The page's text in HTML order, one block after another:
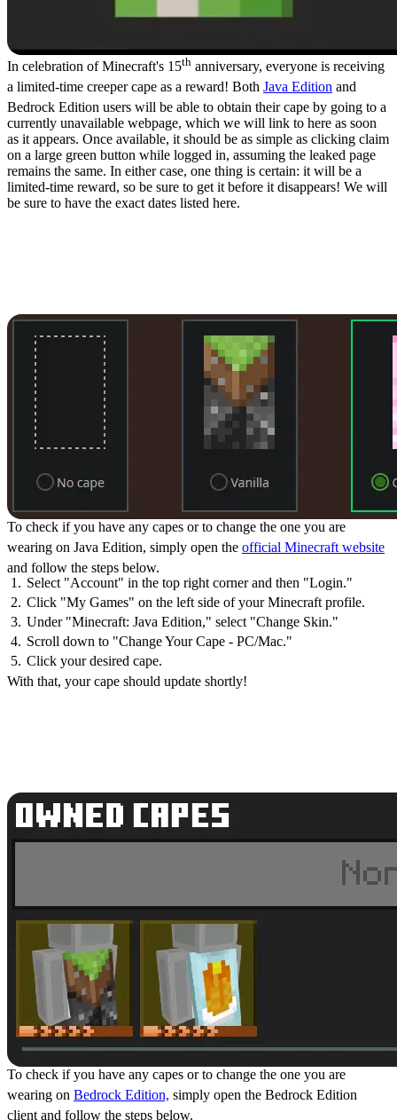
In celebration of Minecraft's 15th anniversary, everyone is receiving
a limited-time creeper cape as a reward! Both Java Edition and
Bedrock Edition users will be able to obtain their cape by going to a
currently unavailable webpage, which we will link to here as soon
as it appears. Once available, it should be as simple as clicking claim
on a large green button while logged in, assuming the leaked page
remains the same. In either case, one thing is certain: it will be a
limited-time reward, so be sure to get it before it disappears! We will
be sure to have the exact dates listed here.
To check if you have any capes or to change the one you are
wearing on Java Edition, simply open the official Minecraft website
and follow the steps below.
Select "Account" in the top right corner and then "Login."
Click "My Games" on the left side of your Minecraft profile.
Under "Minecraft: Java Edition," select "Change Skin."
Scroll down to "Change Your Cape - PC/Mac."
Click your desired cape.
With that, your cape should update shortly!
To check if you have any capes or to change the one you are
wearing on Bedrock Edition, simply open the Bedrock Edition
client and follow the steps below.